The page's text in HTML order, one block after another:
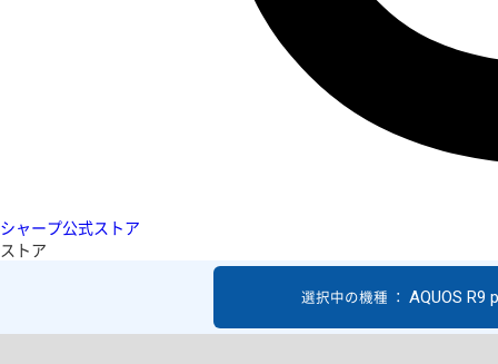
シャープ公式ストア
ストア
選択中の機種 ： AQUOS R9